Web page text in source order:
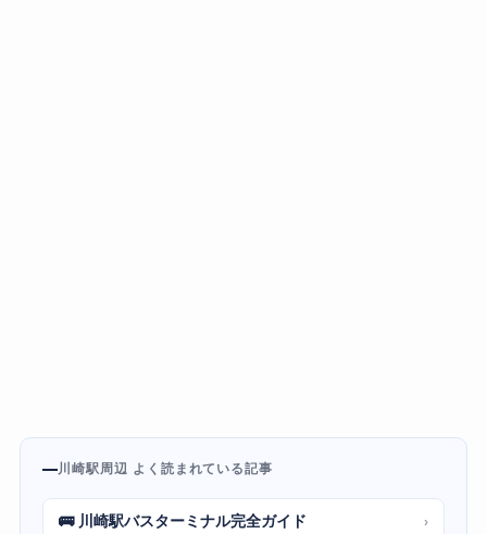
川崎駅周辺 よく読まれている記事
🚌 川崎駅バスターミナル完全ガイド ›